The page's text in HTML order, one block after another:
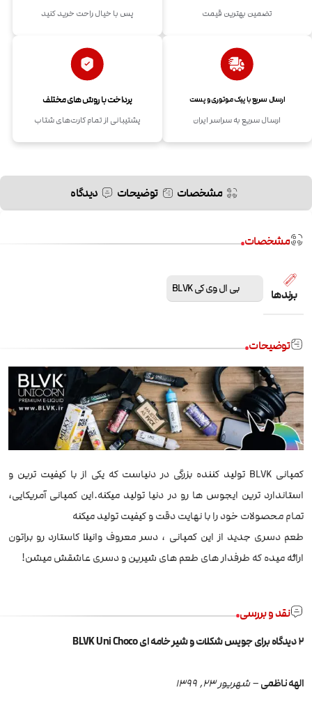
تضمین بهترین قیمت پس با خیال راحت خرید کنید
ارسال سریع با پیک موتوری و پست
ارسال سریع به سراسر ایران
پرداخت با روش های مختلف
پشتیبانی از تمام کارت‌های شتاب
مشخصات توضیحات دیدگاه
مشخصات
برندها بی ال وی کی BLVK
توضیحات
کمپانی BLVK تولید کننده بزرگی در دنیاست که یکی از با کیفیت ترین و
استاندارد ترین ایجوس ها رو در دنیا تولید میکنه.این کمپانی آمریکایی،
تمام محصولات خود را با نهایت دقت و کیفیت تولید میکنه
طعم دسری جدید از این کمپانی ، دسر معروف وانیلا کاستارد رو براتون
ارائه میده که طرفدار های طعم های شیرین و دسری عاشقش میشن!
نقد و بررسی
2 دیدگاه برای جویس شکلات و شیر خامه ای BLVK Uni Choco
الهه ناظمی–شهریور 23, 1399